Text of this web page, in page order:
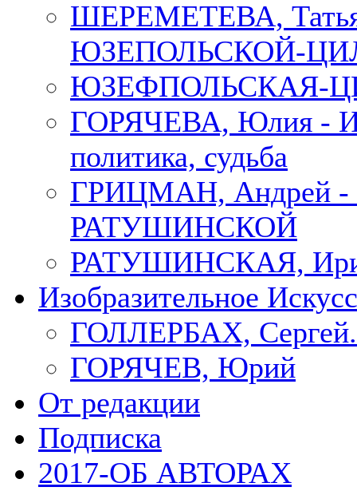
ШЕРЕМЕТЕВА,
ЮЗЕПОЛЬСКОЙ-
ЮЗЕФПОЛЬСКАЯ-
ГОРЯЧЕВА, Юлия -
политика, судьба
ГРИЦМАН,
РАТУШИНСКОЙ
РАТУШИНСКАЯ,
Изобразительное
ГОЛЛЕРБАХ, Сергей.
ГОРЯЧЕВ, Юрий
От редакции
Подписка
2017-ОБ АВТОРАХ